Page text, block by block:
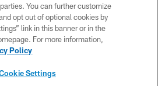
PRIVACY POLICY
ACCESSIBILITY
SITE MAP
You can further customize
opt out of optional cookies by
link in this banner or in the
For more information,
Policy
Settings